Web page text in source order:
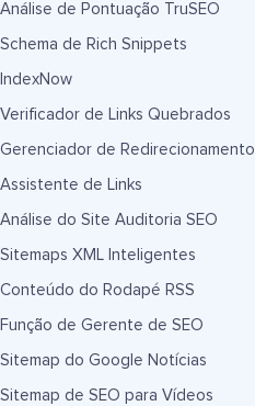
Análise de Pontuação TruSEO
Schema de Rich Snippets
IndexNow
Verificador de Links Quebrados
Gerenciador de Redirecionamento
Assistente de Links
Análise do Site Auditoria SEO
Sitemaps XML Inteligentes
Conteúdo do Rodapé RSS
Função de Gerente de SEO
Sitemap do Google Notícias
Sitemap de SEO para Vídeos